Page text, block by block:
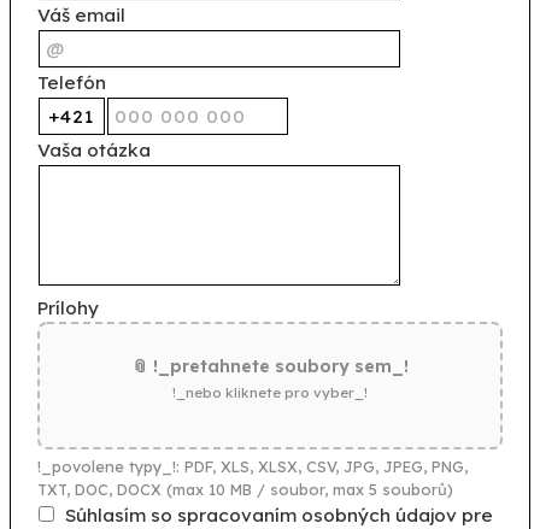
Váš email
Telefón
Vaša otázka
Prílohy
📎 !_pretahnete soubory sem_!
!_nebo kliknete pro vyber_!
!_povolene typy_!: PDF, XLS, XLSX, CSV, JPG, JPEG, PNG,
TXT, DOC, DOCX (max 10 MB / soubor, max 5 souborů)
Súhlasím so spracovaním osobných údajov pre